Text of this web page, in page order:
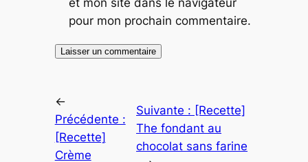
pour mon prochain commentaire.
←
Précédente :
[Recette]
Crème
Suivante : [Recette]
The fondant au
chocolat sans farine